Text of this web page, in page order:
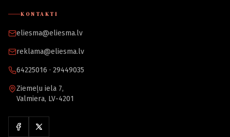
KONTAKTI
eliesma@eliesma.lv
reklama@eliesma.lv
64225016 · 29449035
Ziemeļu iela 7,
Valmiera, LV-4201